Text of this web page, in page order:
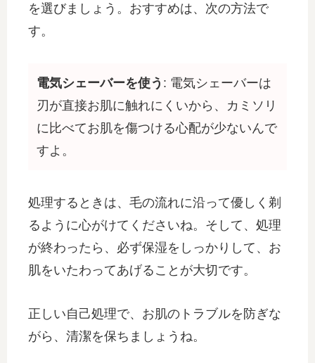
を選びましょう。おすすめは、次の方法で
す。
電気シェーバーを使う : 電気シェーバーは
刃が直接お肌に触れにくいから、カミソリ
に比べてお肌を傷つける心配が少ないんで
すよ。
処理するときは、毛の流れに沿って優しく剃
るように心がけてくださいね。そして、処理
が終わったら、必ず保湿をしっかりして、お
肌をいたわってあげることが大切です。
正しい自己処理で、お肌のトラブルを防ぎな
がら、清潔を保ちましょうね。